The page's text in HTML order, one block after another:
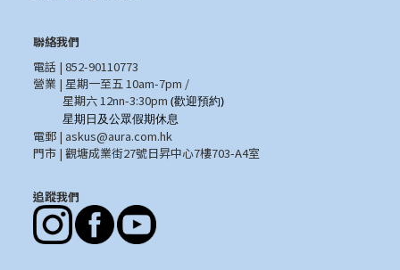
聯絡我們
電話 | 852-90110773
營業 | 星期一至五 10am-7pm /
星期六 12nn-3:30pm (歡迎預約)
星期日及公眾假期休息
電郵 | askus@aura.com.hk
門市 | 觀塘成業街27號日昇中心7樓703-A4室
追蹤我們